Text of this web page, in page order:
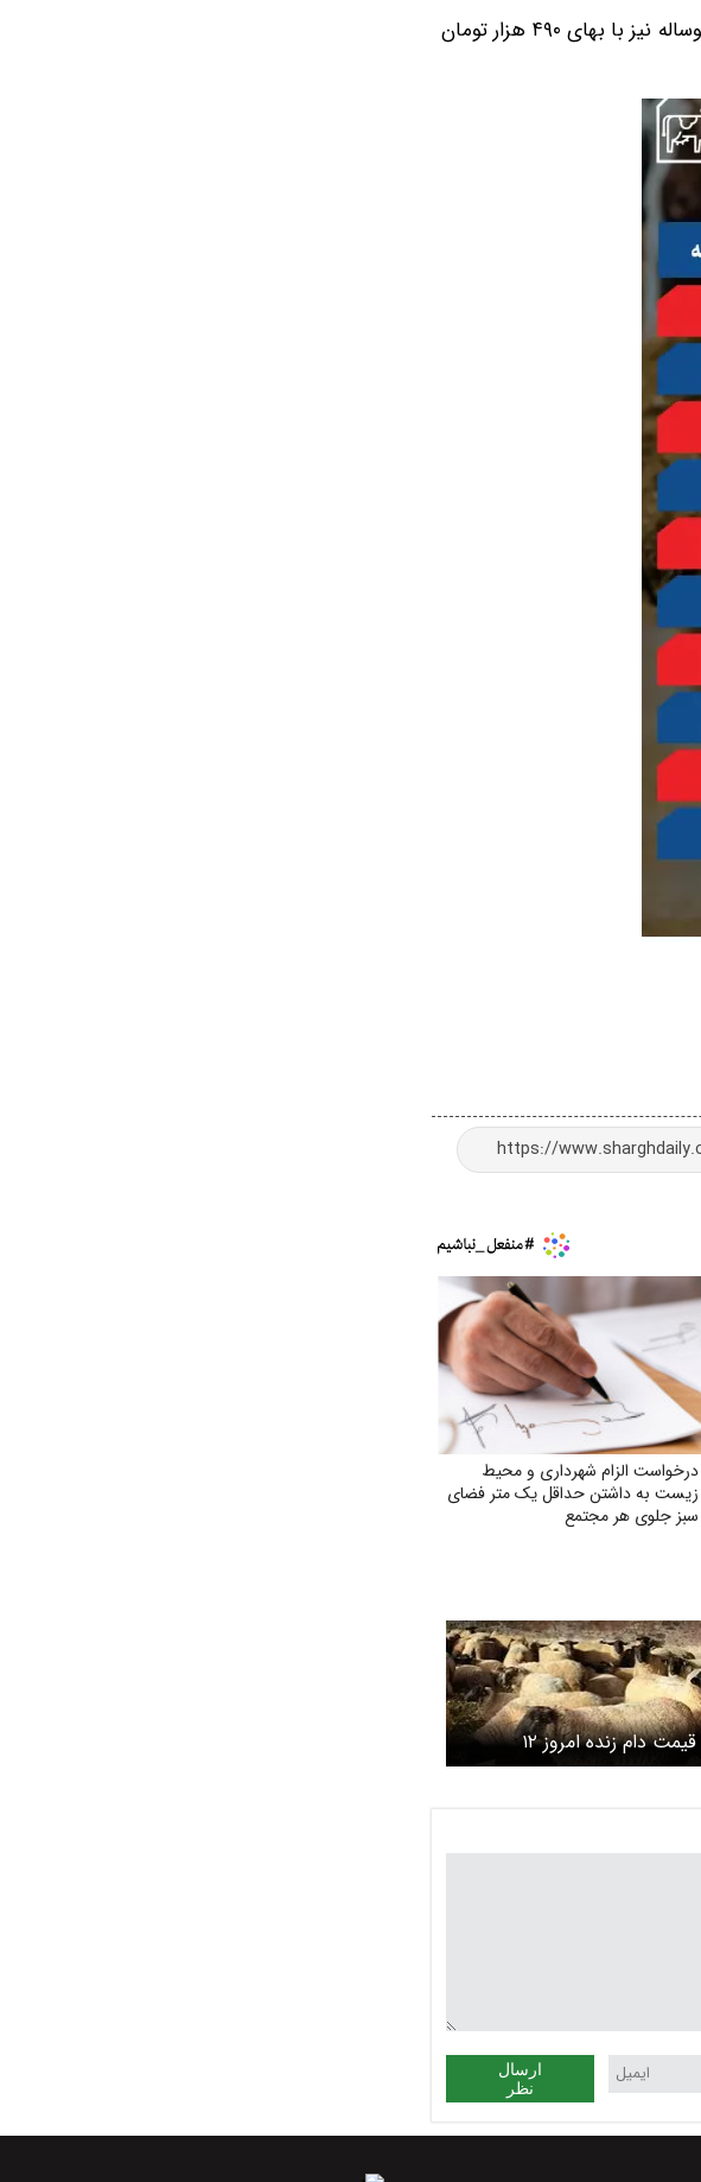
ببشترین قیمت گوساله هم در تهران با نرخ ۵۹۰ هزار تومان خرید و فروش می‌شود. همچنین کمترین نرخ گوساله نیز با بهای ۴۹۰ هزار تومان
درخواست الزام شهرداری و محیط
زیست به داشتن حداقل یک متر فضای
سبز جلوی هر مجتمع
قیمت دام زنده امروز ۱۲
اردیبهشت ۱۴۰۵ + جدول
ارسال
نظر